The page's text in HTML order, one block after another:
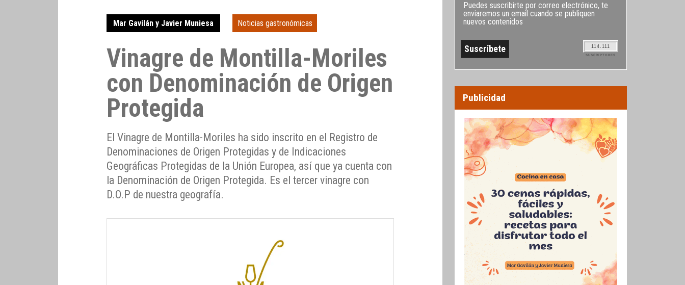
Mar Gavilán y Javier Muniesa Noticias gastronómicas
Vinagre de Montilla-Moriles
con Denominación de Origen
Protegida
El Vinagre de Montilla-Moriles ha sido inscrito en el Registro de
Denominaciones de Origen Protegidas y de Indicaciones
Geográficas Protegidas de la Unión Europea, así que ya cuenta con
la Denominación de Origen Protegida. Es el tercer vinagre con
D.O.P de nuestra geografía.
Puedes suscribirte por correo electrónico, te
enviaremos un email cuando se publiquen
nuevos contenidos
114.111
SUSCRIPTORES
Publicidad